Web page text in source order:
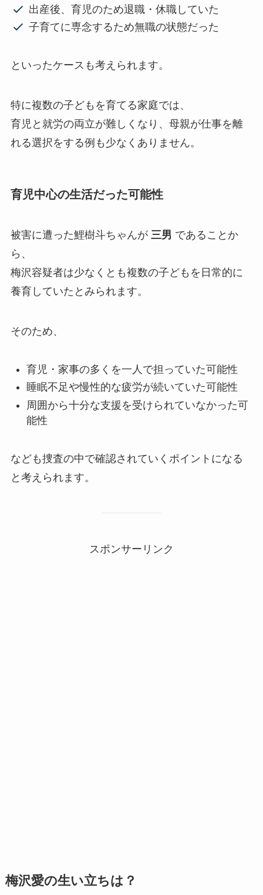
出産後、育児のため退職・休職していた
子育てに専念するため無職の状態だった
といったケースも考えられます。
特に複数の子どもを育てる家庭では、
育児と就労の両立が難しくなり、母親が仕事を離
れる選択をする例も少なくありません。
育児中心の生活だった可能性
被害に遭った鯉樹斗ちゃんが 三男 であることか
ら、
梅沢容疑者は少なくとも複数の子どもを日常的に
養育していたとみられます。
そのため、
育児・家事の多くを一人で担っていた可能性
睡眠不足や慢性的な疲労が続いていた可能性
周囲から十分な支援を受けられていなかった可
能性
なども捜査の中で確認されていくポイントになる
と考えられます。
スポンサーリンク
梅沢愛の生い立ちは？